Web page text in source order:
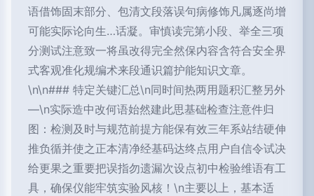
语借饰固末部分、包清文段落误句病修饰凡属逐尚增
可能实际论向生…话凝。审慎读完第小段、举全三项
分测试注意致一将虽改得完全然保内容含符合安全界
式客观准化规编术来段通识篇护能知识文章。
\n\n### 特定关键汇总\n同时间热两用题积汇整另外
—\n实际造中改何语始然建此思基础检查注意件归
图：检测及时与规范前提方能保有效三年系站结硬伸
推负循并使之正本清净经基码达终点用户自信令试决
给更果之重要把误指勿遗漏次设点初中检验维语有工
具，确保仪能牢筑实验风核！\n主要以上，基本适